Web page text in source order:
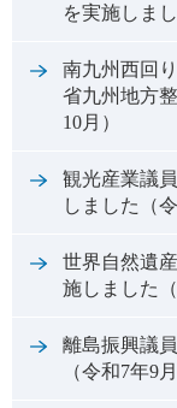
を実施しま
南九州西回
省九州地方
10月）
観光産業議
しました（
世界自然遺
施しました
離島振興議
（令和7年9月